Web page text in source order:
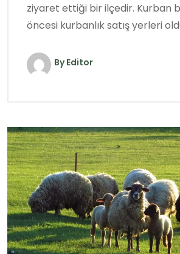
ziyaret ettiği bir ilçedir. Kurban
öncesi kurbanlık satış yerleri
By Editor